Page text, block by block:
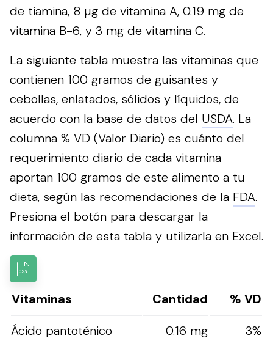
de tiamina, 8 µg de vitamina A, 0.19 mg de
vitamina B-6, y 3 mg de vitamina C.
La siguiente tabla muestra las vitaminas que
contienen 100 gramos de guisantes y
cebollas, enlatados, sólidos y líquidos, de
acuerdo con la base de datos del USDA. La
columna % VD (Valor Diario) es cuánto del
requerimiento diario de cada vitamina
aportan 100 gramos de este alimento a tu
dieta, según las recomendaciones de la FDA.
Presiona el botón para descargar la
información de esta tabla y utilizarla en Excel.
Vitaminas Cantidad
% VD
Ácido pantoténico
0.16 mg 3%